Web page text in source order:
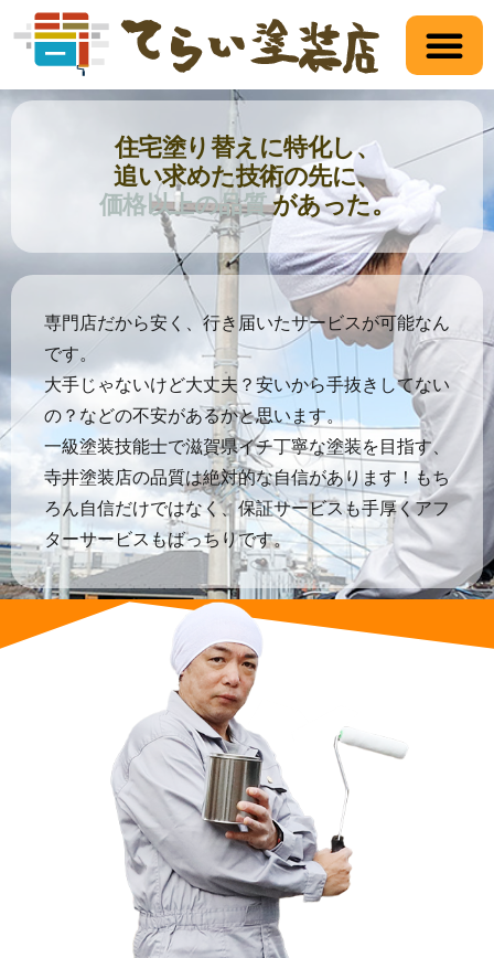
住宅塗り替えに特化し、
追い求めた技術の先に、
価格以上の品質 があった。
専門店だから安く、行き届いたサービスが可能なん
です。
大手じゃないけど大丈夫？安いから手抜きしてない
の？などの不安があるかと思います。
一級塗装技能士で滋賀県イチ丁寧な塗装を目指す、
寺井塗装店の品質は絶対的な自信があります！もち
ろん自信だけではなく、保証サービスも手厚くアフ
ターサービスもばっちりです。